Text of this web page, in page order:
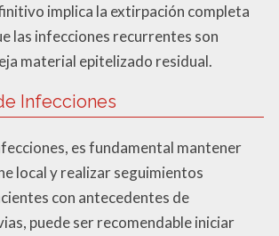
implica la extirpación completa
las infecciones recurrentes son
material epitelizado residual.
Infecciones
es fundamental mantener
local y realizar seguimientos
con antecedentes de
puede ser recomendable iniciar